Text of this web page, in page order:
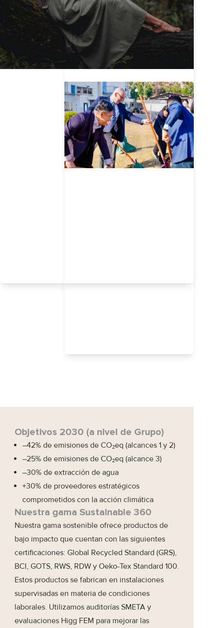
Objetivos 2030 (a nivel de Grupo)
–42% de emisiones de CO₂eq (alcances 1 y 2)
–25% de emisiones de CO₂eq (alcance 3)
–30% de extracción de agua
+30% de proveedores estratégicos
comprometidos con la acción climática
Nuestra gama Sustainable 360
Nuestra gama sostenible ofrece productos de
bajo impacto que cuentan con las siguientes
certificaciones: Global Recycled Standard (GRS),
BCI, GOTS, RWS, RDW y Oeko-Tex Standard 100.
Estos productos se fabrican en instalaciones
supervisadas en materia de condiciones
laborales. Utilizamos auditorías SMETA y
evaluaciones Higg FEM para mejorar las